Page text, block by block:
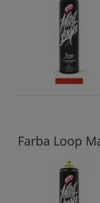
Farba Loop